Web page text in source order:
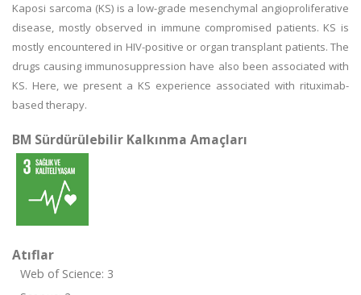
Kaposi sarcoma (KS) is a low-grade mesenchymal angioproliferative
disease, mostly observed in immune compromised patients. KS is
mostly encountered in HIV-positive or organ transplant patients. The
drugs causing immunosuppression have also been associated with
KS. Here, we present a KS experience associated with rituximab-
based therapy.
BM Sürdürülebilir Kalkınma Amaçları
Atıflar
Web of Science: 3